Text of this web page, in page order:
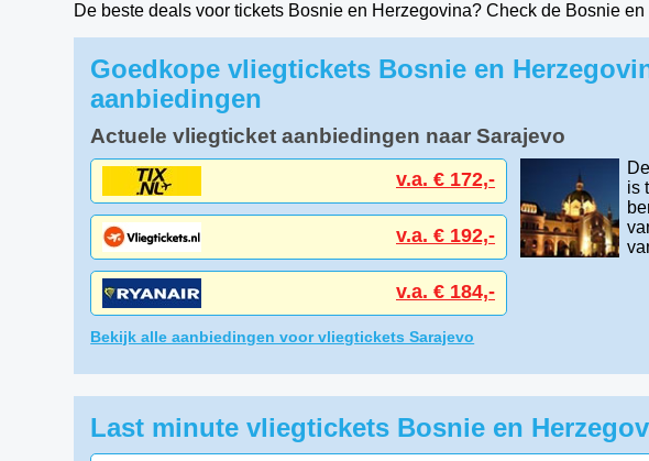
De beste deals voor tickets Bosnie en Herzegovina? Check de Bosnie
Goedkope vliegtickets Bosnie en
aanbiedingen
Actuele vliegticket aanbiedingen naar Sarajevo
v.a. € 172,-
v.a. € 192,-
v.a. € 184,-
Bekijk alle aanbiedingen voor vliegtickets Sarajevo
is
Last minute vliegtickets Bosnie en